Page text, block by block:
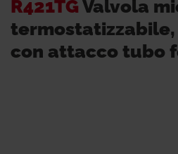
R421TG Valvola
termostatizzabile,
con attacco tubo